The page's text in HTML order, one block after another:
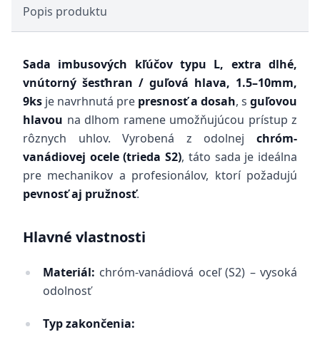
Popis produktu
Sada imbusových kľúčov typu L, extra dlhé,
vnútorný šesťhran / guľová hlava, 1.5–10mm,
9ks je navrhnutá pre presnosť a dosah, s guľovou
hlavou na dlhom ramene umožňujúcou prístup z
rôznych uhlov. Vyrobená z odolnej chróm-
vanádiovej ocele (trieda S2), táto sada je ideálna
pre mechanikov a profesionálov, ktorí požadujú
pevnosť aj pružnosť.
Hlavné vlastnosti
Materiál: chróm-vanádiová oceľ (S2) – vysoká
odolnosť
Typ zakončenia: